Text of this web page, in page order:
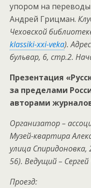
упором на
Андрей Грицман.
Чеховской
klassiki-xxi-veka).
бульвар, 6, стр.2.
Презентация
за пределами
авторами
Организатор –
Музей-квартира
улица
56). Ведущий –
Проезд: